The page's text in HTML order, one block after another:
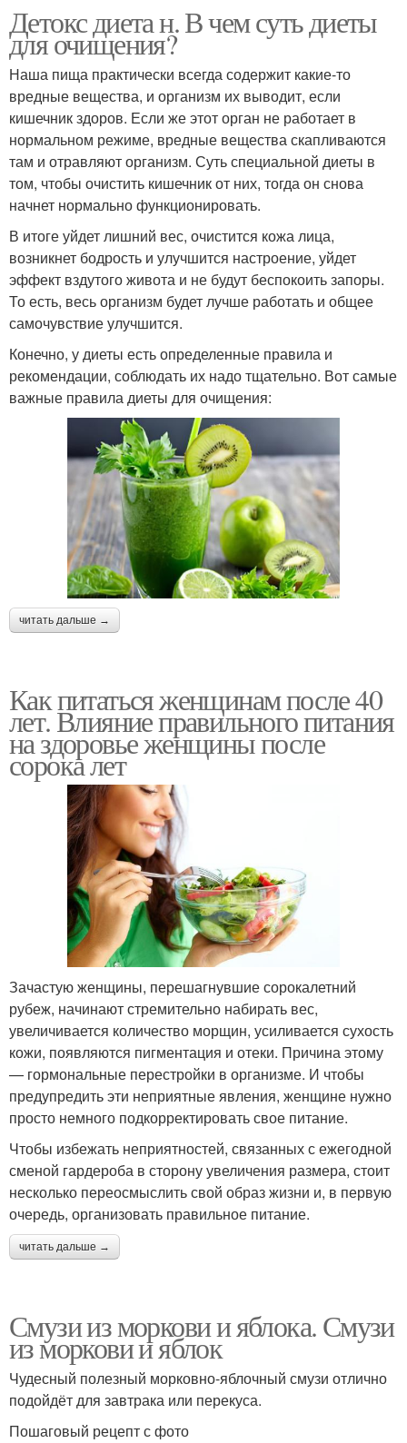
Детокс диета н. В чем суть диеты
для очищения?
Наша пища практически всегда содержит какие-то
вредные вещества, и организм их выводит, если
кишечник здоров. Если же этот орган не работает в
нормальном режиме, вредные вещества скапливаются
там и отравляют организм. Суть специальной диеты в
том, чтобы очистить кишечник от них, тогда он снова
начнет нормально функционировать.
В итоге уйдет лишний вес, очистится кожа лица,
возникнет бодрость и улучшится настроение, уйдет
эффект вздутого живота и не будут беспокоить запоры.
То есть, весь организм будет лучше работать и общее
самочувствие улучшится.
Конечно, у диеты есть определенные правила и
рекомендации, соблюдать их надо тщательно. Вот самые
важные правила диеты для очищения:
читать дальше →
Как питаться женщинам после 40
лет. Влияние правильного питания
на здоровье женщины после
сорока лет
Зачастую женщины, перешагнувшие сорокалетний
рубеж, начинают стремительно набирать вес,
увеличивается количество морщин, усиливается сухость
кожи, появляются пигментация и отеки. Причина этому
— гормональные перестройки в организме. И чтобы
предупредить эти неприятные явления, женщине нужно
просто немного подкорректировать свое питание.
Чтобы избежать неприятностей, связанных с ежегодной
сменой гардероба в сторону увеличения размера, стоит
несколько переосмыслить свой образ жизни и, в первую
очередь, организовать правильное питание.
читать дальше →
Смузи из моркови и яблока. Смузи
из моркови и яблок
Чудесный полезный морковно-яблочный смузи отлично
подойдёт для завтрака или перекуса.
Пошаговый рецепт с фото